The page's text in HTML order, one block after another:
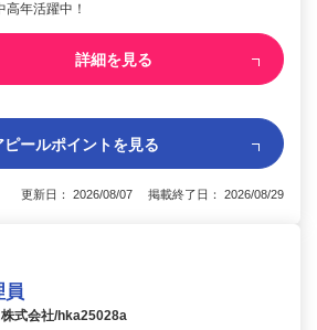
高年活躍中！
詳細を見る
ピールポイントを見る
更新日： 2026/08/07 掲載終了日： 2026/08/29
員
式会社/hka25028a